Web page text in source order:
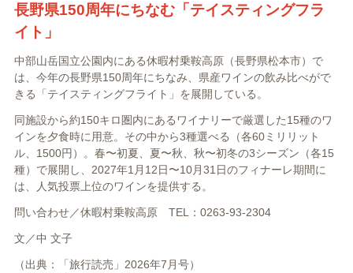
長野県150周年にちなむ「テイスティングフラ
イト」
中部山岳国立公園内にある休暇村乗鞍高原（長野県松本市）で
は、今年の長野県150周年にちなみ、県産ワインの飲み比べがで
きる「テイスティングフライト」を展開している。
同施設から約150キロ圏内にあるワイナリーで厳選した15種のワ
インを夕食時に用意。その中から3種選べる（各60ミリリット
ル、1500円）。春〜初夏、夏〜秋、秋〜初冬の3シーズン（各15
種）で展開し、2027年1月12日〜10月31日のフィナーレ期間に
は、人気投票上位のワインを提供する。
問い合わせ／休暇村乗鞍高原 TEL：0263-93-2304
文／中 文子
（出典：「旅行読売」2026年7月号）